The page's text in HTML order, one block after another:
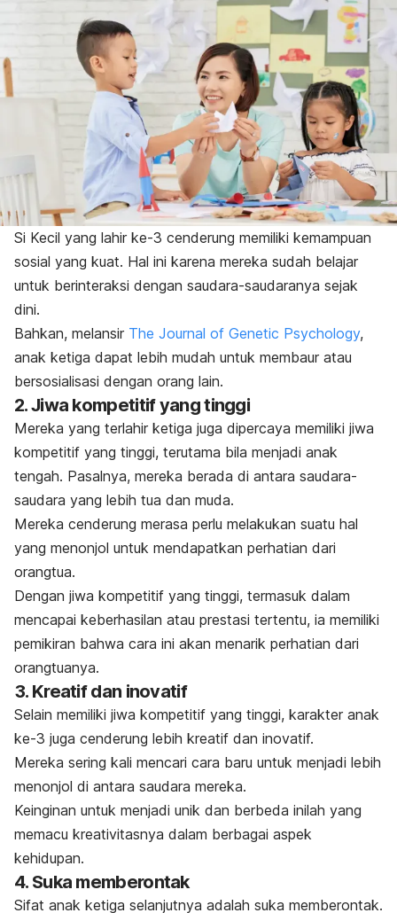
Si Kecil yang lahir ke-3 cenderung memiliki kemampuan
sosial yang kuat. Hal ini karena mereka sudah belajar
untuk berinteraksi dengan saudara-saudaranya sejak
dini.
Bahkan, melansir The Journal of Genetic Psychology,
anak ketiga dapat lebih mudah untuk membaur atau
bersosialisasi dengan orang lain.
2. Jiwa kompetitif yang tinggi
Mereka yang terlahir ketiga juga dipercaya memiliki jiwa
kompetitif yang tinggi, terutama bila menjadi anak
tengah. Pasalnya, mereka berada di antara saudara-
saudara yang lebih tua dan muda.
Mereka cenderung merasa perlu melakukan suatu hal
yang menonjol untuk mendapatkan perhatian dari
orangtua.
Dengan jiwa kompetitif yang tinggi, termasuk dalam
mencapai keberhasilan atau prestasi tertentu, ia memiliki
pemikiran bahwa cara ini akan menarik perhatian dari
orangtuanya.
3. Kreatif dan inovatif
Selain memiliki jiwa kompetitif yang tinggi, karakter anak
ke-3 juga cenderung lebih kreatif dan inovatif.
Mereka sering kali mencari cara baru untuk menjadi lebih
menonjol di antara saudara mereka.
Keinginan untuk menjadi unik dan berbeda inilah yang
memacu kreativitasnya dalam berbagai aspek
kehidupan.
4. Suka memberontak
Sifat anak ketiga selanjutnya adalah suka memberontak.